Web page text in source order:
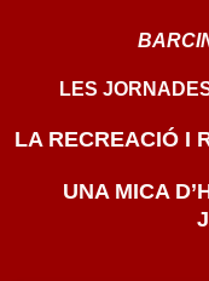
LES
LA RECREACIÓ I
UNA MICA